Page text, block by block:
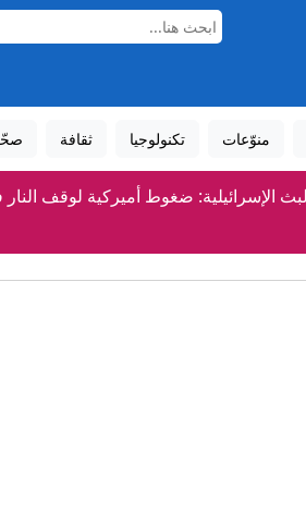
منوّعات تكنولوجيا ثقافة
الإسرائيلية: ضغوط أميركية لوقف
اتفاق لبناني إسرائيلي على دول